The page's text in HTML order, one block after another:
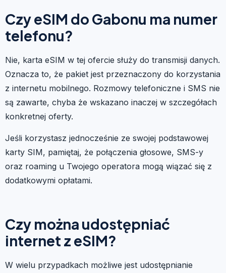
Czy eSIM do Gabonu ma numer
telefonu?
Nie, karta eSIM w tej ofercie służy do transmisji danych.
Oznacza to, że pakiet jest przeznaczony do korzystania
z internetu mobilnego. Rozmowy telefoniczne i SMS nie
są zawarte, chyba że wskazano inaczej w szczegółach
konkretnej oferty.
Jeśli korzystasz jednocześnie ze swojej podstawowej
karty SIM, pamiętaj, że połączenia głosowe, SMS-y
oraz roaming u Twojego operatora mogą wiązać się z
dodatkowymi opłatami.
Czy można udostępniać
internet z eSIM?
W wielu przypadkach możliwe jest udostępnianie